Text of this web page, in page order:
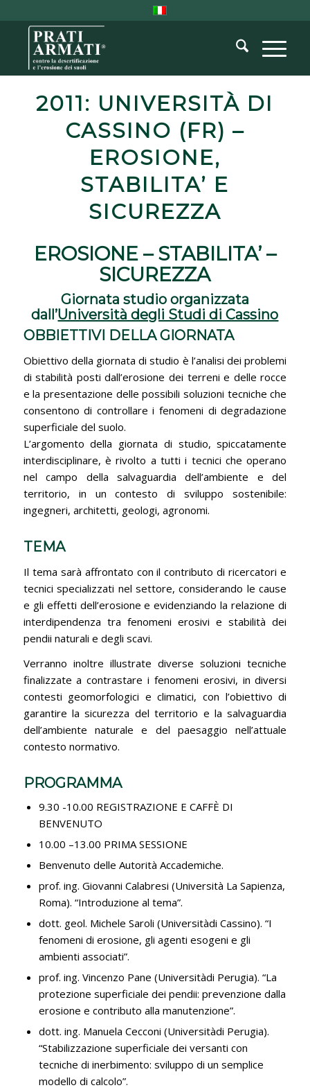
2011: UNIVERSITÀ DI
CASSINO (FR) –
EROSIONE,
STABILITA’ E
SICUREZZA
EROSIONE – STABILITA’ –
SICUREZZA
Giornata studio organizzata
dall’Università degli Studi di Cassino
OBBIETTIVI DELLA GIORNATA
Obiettivo della giornata di studio è l’analisi dei problemi
di stabilità posti dall’erosione dei terreni e delle rocce
e la presentazione delle possibili soluzioni tecniche che
consentono di controllare i fenomeni di degradazione
superficiale del suolo.
L’argomento della giornata di studio, spiccatamente
interdisciplinare, è rivolto a tutti i tecnici che operano
nel campo della salvaguardia dell’ambiente e del
territorio, in un contesto di sviluppo sostenibile:
ingegneri, architetti, geologi, agronomi.
TEMA
Il tema sarà affrontato con il contributo di ricercatori e
tecnici specializzati nel settore, considerando le cause
e gli effetti dell’erosione e evidenziando la relazione di
interdipendenza tra fenomeni erosivi e stabilità dei
pendii naturali e degli scavi.
Verranno inoltre illustrate diverse soluzioni tecniche
finalizzate a contrastare i fenomeni erosivi, in diversi
contesti geomorfologici e climatici, con l’obiettivo di
garantire la sicurezza del territorio e la salvaguardia
dell’ambiente naturale e del paesaggio nell’attuale
contesto normativo.
PROGRAMMA
9.30 -10.00 REGISTRAZIONE E CAFFÈ DI
BENVENUTO
10.00 –13.00 PRIMA SESSIONE
Benvenuto delle Autorità Accademiche.
prof. ing. Giovanni Calabresi (Università La Sapienza,
Roma). “Introduzione al tema”.
dott. geol. Michele Saroli (Universitàdi Cassino). “I
fenomeni di erosione, gli agenti esogeni e gli
ambienti associati”.
prof. ing. Vincenzo Pane (Universitàdi Perugia). “La
protezione superficiale dei pendii: prevenzione dalla
erosione e contributo alla manutenzione”.
dott. ing. Manuela Cecconi (Universitàdi Perugia).
“Stabilizzazione superficiale dei versanti con
tecniche di inerbimento: sviluppo di un semplice
modello di calcolo”.